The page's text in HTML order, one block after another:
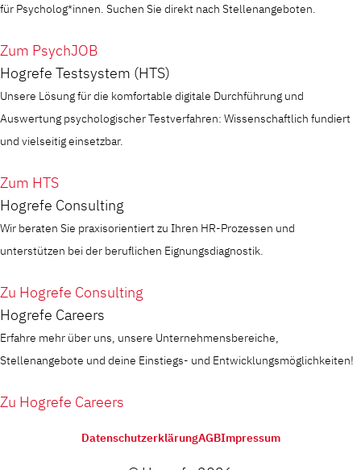
für Psycholog*innen. Suchen Sie direkt nach Stellenangeboten.
Zum PsychJOB
Hogrefe Testsystem (HTS)
Unsere Lösung für die komfortable digitale Durchführung und
Auswertung psychologischer Testverfahren: Wissenschaftlich fundiert
und vielseitig einsetzbar.
Zum HTS
Hogrefe Consulting
Wir beraten Sie praxisorientiert zu Ihren HR-Prozessen und
unterstützen bei der beruflichen Eignungsdiagnostik.
Zu Hogrefe Consulting
Hogrefe Careers
Erfahre mehr über uns, unsere Unternehmensbereiche,
Stellenangebote und deine Einstiegs- und Entwicklungsmöglichkeiten!
Zu Hogrefe Careers
DatenschutzerklärungAGBImpressum